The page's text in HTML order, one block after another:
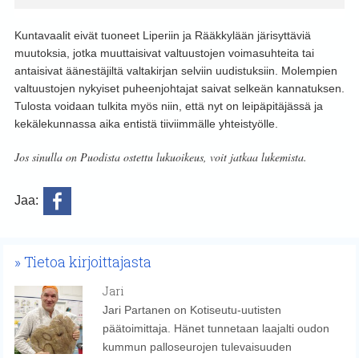
Kuntavaalit eivät tuoneet Liperiin ja Rääkkylään järisyttäviä
muutoksia, jotka muuttaisivat valtuustojen voimasuhteita tai
antaisivat äänestäjiltä valtakirjan selviin uudistuksiin. Molempien
valtuustojen nykyiset puheenjohtajat saivat selkeän kannatuksen.
Tulosta voidaan tulkita myös niin, että nyt on leipäpitäjässä ja
kekälekunnassa aika entistä tiiviimmälle yhteistyölle.
Jos sinulla on Puodista ostettu lukuoikeus, voit jatkaa lukemista.
Jaa:
Tietoa kirjoittajasta
Jari
Jari Partanen on Kotiseutu-uutisten
päätoimittaja. Hänet tunnetaan laajalti oudon
kummun palloseurojen tulevaisuuden